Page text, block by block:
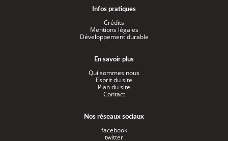
Infos pratiques
Crédits
Mentions légales
Développement durable
En savoir plus
Qui sommes nous
Esprit du site
Plan du site
Contact
Nos réseaux sociaux
facebook
twitter